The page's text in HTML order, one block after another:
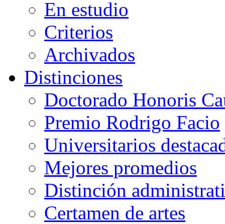
En estudio
Criterios
Archivados
Distinciones
Doctorado Honoris
Premio Rodrigo Facio
Universitarios
Mejores promedios
Distinción
Certamen de artes